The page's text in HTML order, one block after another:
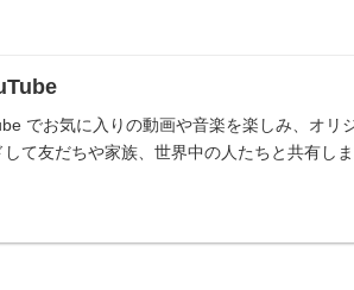
でお気に入りの動画や音楽を楽しみ、オリ
して友だちや家族、世界中の人たちと共有しま